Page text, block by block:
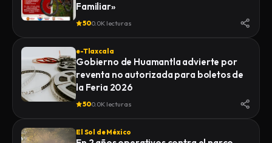
Familiar»
500.0K lecturas
e-Tlaxcala
Gobierno de Huamantla advierte por
reventa no autorizada para boletos de
la Feria 2026
500.0K lecturas
El Sol de México